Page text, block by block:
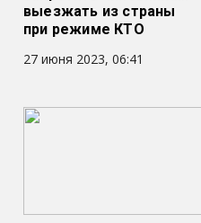
выезжать из страны
при режиме КТО
27 июня 2023, 06:41